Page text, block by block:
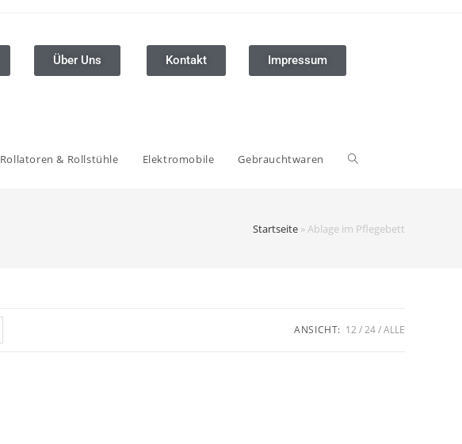
Über Uns Kontakt Impressum
Rollatoren & Rollstühle Elektromobile Gebrauchtwaren
Startseite » Ablage im Pflegebett
ANSICHT: 12 24 ALLE